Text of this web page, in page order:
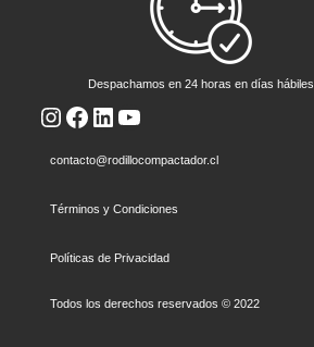
Despachamos en 24 horas en días hábiles
Instagram
Facebook
LinkedIn
YouTube
contacto@rodillocompactador.cl
Términos y Condiciones
Políticas de Privacidad
Todos los derechos reservados © 2022